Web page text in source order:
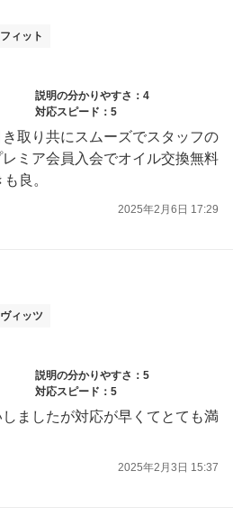
ィット
説明の分かりやすさ：4
対応スピード：5
取り共にスムーズでスタッフの
ミア会員入会でオイル交換無料
良。
2025年2月6日 17:29
ィッツ
説明の分かりやすさ：5
対応スピード：5
ましたが対応が早くてとても満
2025年2月3日 15:37